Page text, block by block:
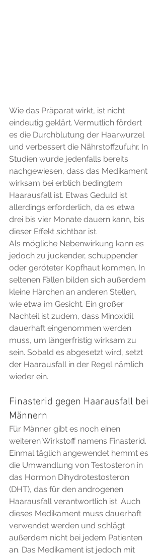
Wie das Präparat wirkt, ist nicht
eindeutig geklärt. Vermutlich fördert
es die Durchblutung der Haarwurzel
und verbessert die Nährstoffzufuhr. In
Studien wurde jedenfalls bereits
nachgewiesen, dass das Medikament
wirksam bei erblich bedingtem
Haarausfall ist. Etwas Geduld ist
allerdings erforderlich, da es etwa
drei bis vier Monate dauern kann, bis
dieser Effekt sichtbar ist.
Als mögliche Nebenwirkung kann es
jedoch zu juckender, schuppender
oder geröteter Kopfhaut kommen. In
seltenen Fällen bilden sich außerdem
kleine Härchen an anderen Stellen,
wie etwa im Gesicht. Ein großer
Nachteil ist zudem, dass Minoxidil
dauerhaft eingenommen werden
muss, um längerfristig wirksam zu
sein. Sobald es abgesetzt wird, setzt
der Haarausfall in der Regel nämlich
wieder ein.
Finasterid gegen Haarausfall bei
Männern
Für Männer gibt es noch einen
weiteren Wirkstoff namens Finasterid.
Einmal täglich angewendet hemmt es
die Umwandlung von Testosteron in
das Hormon Dihydrotestosteron
(DHT), das für den androgenen
Haarausfall verantwortlich ist. Auch
dieses Medikament muss dauerhaft
verwendet werden und schlägt
außerdem nicht bei jedem Patienten
an. Das Medikament ist jedoch mit